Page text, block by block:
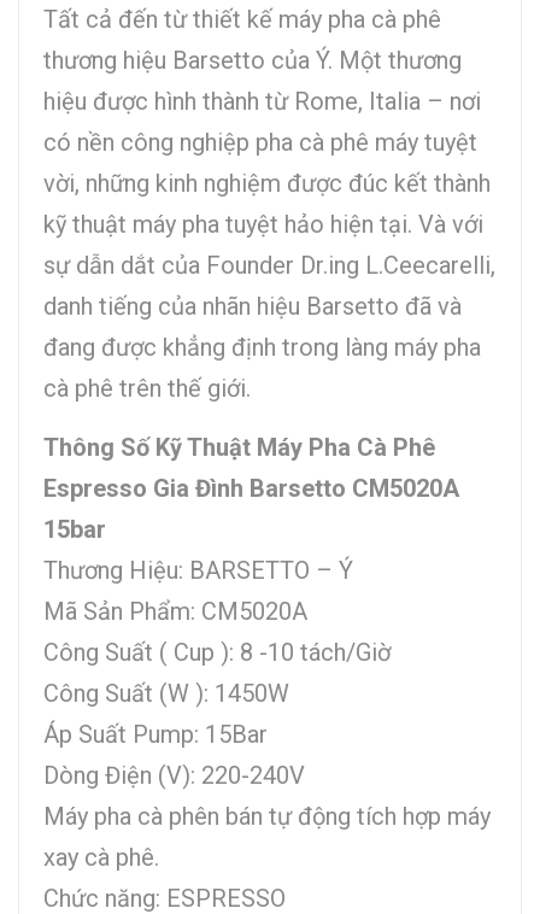
Tất cả đến từ thiết kế máy pha cà phê
thương hiệu Barsetto của Ý. Một thương
hiệu được hình thành từ Rome, Italia – nơi
có nền công nghiệp pha cà phê máy tuyệt
vời, những kinh nghiệm được đúc kết thành
kỹ thuật máy pha tuyệt hảo hiện tại. Và với
sự dẫn dắt của Founder Dr.ing L.Ceecarelli,
danh tiếng của nhãn hiệu Barsetto đã và
đang được khẳng định trong làng máy pha
cà phê trên thế giới.
Thông Số Kỹ Thuật Máy Pha Cà Phê
Espresso Gia Đình Barsetto CM5020A
15bar
Thương Hiệu: BARSETTO – Ý
Mã Sản Phẩm: CM5020A
Công Suất ( Cup ): 8 -10 tách/Giờ
Công Suất (W ): 1450W
Áp Suất Pump: 15Bar
Dòng Điện (V): 220-240V
Máy pha cà phên bán tự động tích hợp máy
xay cà phê.
Chức năng: ESPRESSO